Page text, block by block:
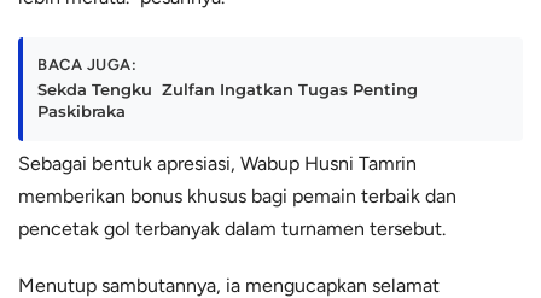
BACA JUGA:
Sekda Tengku Zulfan Ingatkan Tugas Penting
Paskibraka
Sebagai bentuk apresiasi, Wabup Husni Tamrin
memberikan bonus khusus bagi pemain terbaik dan
pencetak gol terbanyak dalam turnamen tersebut.
Menutup sambutannya, ia mengucapkan selamat